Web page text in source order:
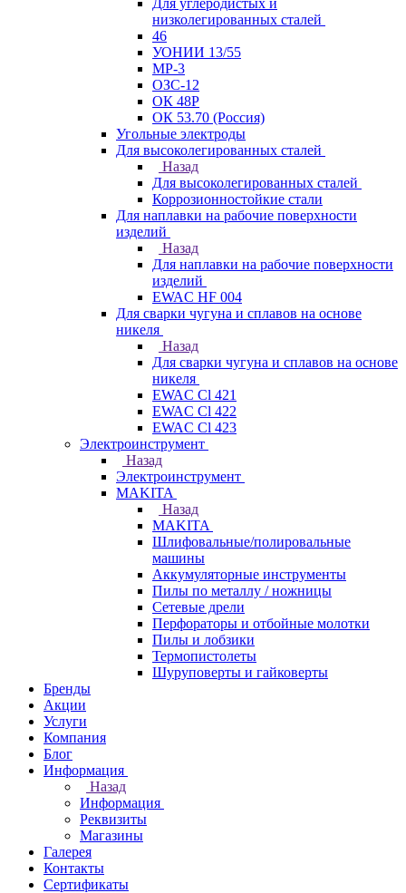
Для углеродистых и
низколегированных сталей
46
УОНИИ 13/55
МР-3
ОЗС-12
ОК 48Р
ОК 53.70 (Россия)
Угольные электроды
Для высоколегированных сталей
Назад
Для высоколегированных сталей
Коррозионностойкие стали
Для наплавки на рабочие поверхности
изделий
Назад
Для наплавки на рабочие поверхности
изделий
EWAC HF 004
Для сварки чугуна и сплавов на основе
никеля
Назад
Для сварки чугуна и сплавов на основе
никеля
EWAC Cl 421
EWAC Cl 422
EWAC Cl 423
Электроинструмент
Назад
Электроинструмент
МAKITA
Назад
МAKITA
Шлифовальные/полировальные
машины
Аккумуляторные инструменты
Пилы по металлу / ножницы
Сетевые дрели
Перфораторы и отбойные молотки
Пилы и лобзики
Термопистолеты
Шуруповерты и гайковерты
Бренды
Акции
Услуги
Компания
Блог
Информация
Назад
Информация
Реквизиты
Магазины
Галерея
Контакты
Сертификаты